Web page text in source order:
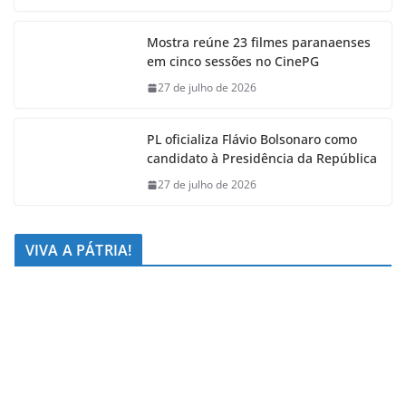
Mostra reúne 23 filmes paranaenses
em cinco sessões no CinePG
27 de julho de 2026
PL oficializa Flávio Bolsonaro como
candidato à Presidência da República
27 de julho de 2026
VIVA A PÁTRIA!